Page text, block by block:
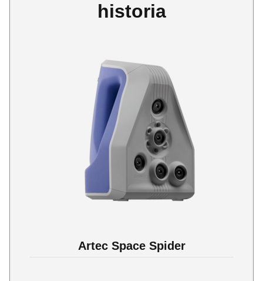
historia
Artec Space Spider